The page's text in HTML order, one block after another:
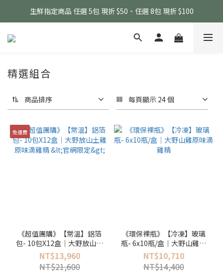
生鮮指定商品 任選 5包 現折 $50、任選 8包 現折 $100
精選組合
商品排序 每頁顯示 24 個
免運費
《超值團購》【常溫】鋁箔
包- 10包X12盒｜大野放山土
雞原味滴雞精 <官網限定>
NT$13,960
NT$21,600
《環保裸瓶》【冷凍】玻璃
瓶- 6x10瓶/盒｜大野山雞原
味滴雞精
NT$10,710
NT$14,400